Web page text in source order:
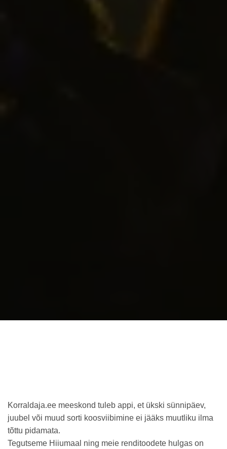
Korraldaja.ee meeskond tuleb appi, et ükski sünnipäev,
juubel või muud sorti koosviibimine ei jääks muutliku ilma
tõttu pidamata.
Tegutseme Hiiumaal ning meie renditoodete hulgas on